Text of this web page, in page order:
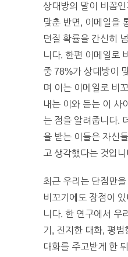
상대방의 말이 비꼼
맞춘 반면, 이메일을
던질 확률을 간신히
니다. 한편 이메일로
중 78%가 상대방이
며 이는 이메일로 비
내는 이와 듣는 이 사
는 점을 알려줍니다.
을 받는 이들은 자신
고 생각했다는 것입니
최근 우리는 단점만
비꼬기에도 장점이
니다. 한 연구에서 우
기, 진지한 대화, 평범
대화를 주고받게 한